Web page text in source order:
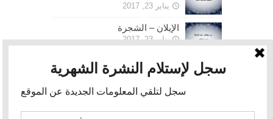
يناير 23, 2017
الإيلان – الشجرة
يناير 23, 2017
الحرية